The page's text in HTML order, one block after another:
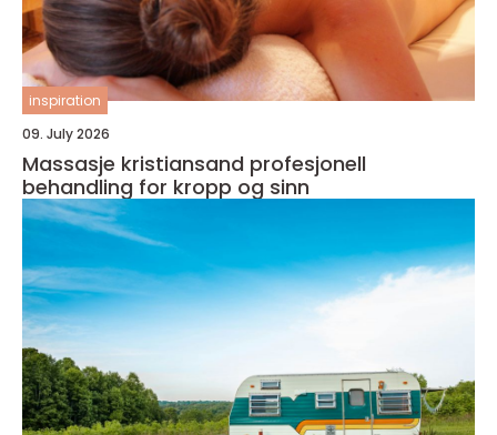
inspiration
09. July 2026
Massasje kristiansand profesjonell
behandling for kropp og sinn